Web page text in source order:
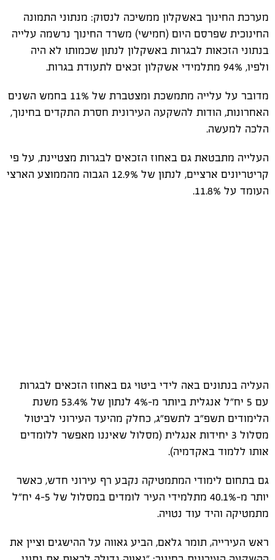
מערכת החינוך באשקלון ממשיכה לנסוק: מנתוני התמונה
החינוכית שפרסם היום (חמישי) משרד החינוך נרשמה עלייה
בנתוני הזכאות לבגרות באשקלון לנתון שכמותו לא היה
ולפיו, 94% מתלמידי אשקלון זכאים לתעודת בגרות.
מדובר על עלייה מתמשכת ומצטברת של 11% בחמש השנים
האחרונות, הודות להשקעה העירונית חסרת התקדים בחינוך,
הלכה למעשה.
העלייה מתבטאת גם באחוז הזכאים לבגרות מצטיינת, על פי
קריטריונים ארציים, לנתון של 12.9% הגבוה מהממוצע הארצי
העומד על 11.8%.
העליה בנתונים באה לידי ביטוי גם באחוז הזכאים לבגרות
עם 5 יח"ל אנגלית ביותר מ-4% לנתון של 53.4% משנת
הלימודים תשפ"ב לתשפ"ג, כחלק מהיעד העירוני לביטול
מסלול 3 יחידות אנגלית (מסלול שאיננו מאפשר ללומדים
אותו ללמוד באקדמיה).
גם בתחום לימודי המתמטיקה נקבע רף עירוני חדש, כאשר
יותר מ-40.1% מתלמידי העיר לומדים במסלול של 4-5 יח"ל
מתמטיקה והיד עוד נטויה.
ראש העירייה, תומר גלאם, הביע גאווה על ההישגים וציין את